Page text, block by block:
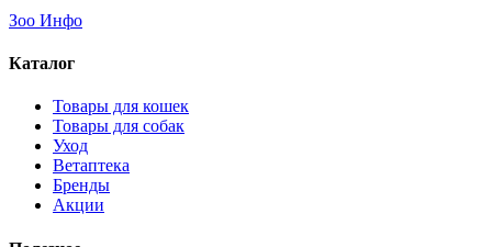
Зоо Инфо
Каталог
Товары для кошек
Товары для собак
Уход
Ветаптека
Бренды
Акции